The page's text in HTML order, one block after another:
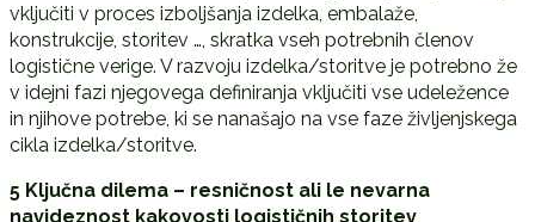
vključiti v proces izboljšanja izdelka, embalaže,
konstrukcije, storitev …, skratka vseh potrebnih členov
logistične verige. V razvoju izdelka/storitve je potrebno že
v idejni fazi njegovega definiranja vključiti vse udeležence
in njihove potrebe, ki se nanašajo na vse faze življenjskega
cikla izdelka/storitve.
5 Ključna dilema – resničnost ali le nevarna
navideznost kakovosti logističnih storitev